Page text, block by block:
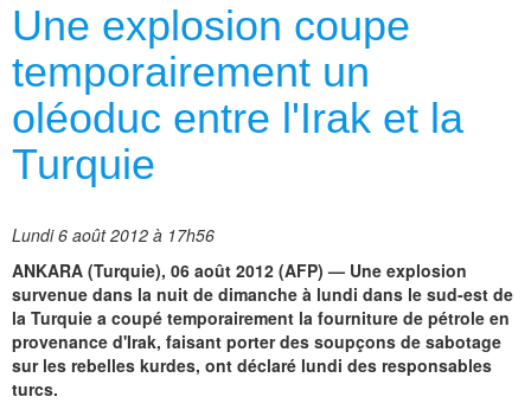
Une explosion coupe
temporairement un
oléoduc entre l'Irak et la
Turquie
Lundi 6 août 2012 à 17h56
ANKARA (Turquie), 06 août 2012 (AFP) — Une explosion
survenue dans la nuit de dimanche à lundi dans le sud-est de
la Turquie a coupé temporairement la fourniture de pétrole en
provenance d'Irak, faisant porter des soupçons de sabotage
sur les rebelles kurdes, ont déclaré lundi des responsables
turcs.